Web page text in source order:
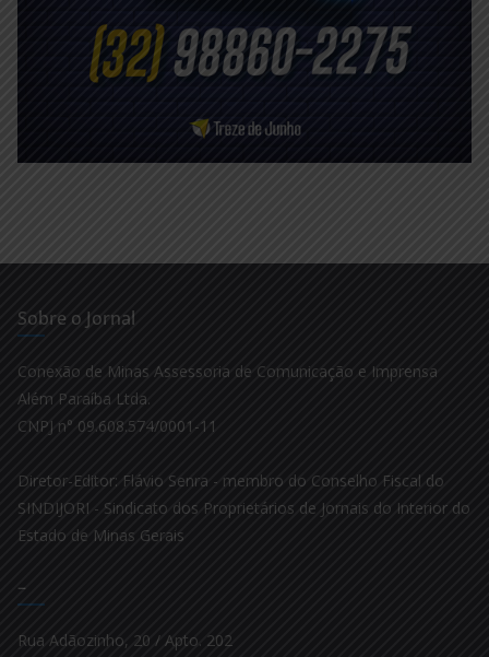
Sobre o Jornal
Conexão de Minas Assessoria de Comunicação e Imprensa
Além Paraíba Ltda.
CNPJ n° 09.608.574/0001-11
Diretor-Editor: Flávio Senra - membro do Conselho Fiscal do
SINDIJORI - Sindicato dos Proprietários de Jornais do Interior do
Estado de Minas Gerais
–
Rua Adãozinho, 20 / Apto. 202